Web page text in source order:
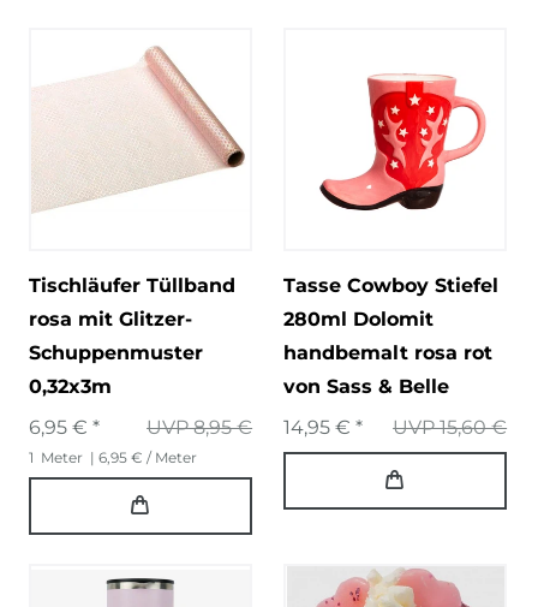
Tischläufer Tüllband
rosa mit Glitzer-
Schuppenmuster
0,32x3m
UVP 8,95 €
6,95 € *
1 Meter | 6,95 € / Meter
Tasse Cowboy Stiefel
280ml Dolomit
handbemalt rosa rot
von Sass & Belle
UVP 15,60 €
14,95 € *